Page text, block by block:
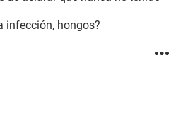
infección, hongos?